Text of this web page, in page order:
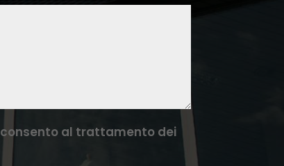
al trattamento dei